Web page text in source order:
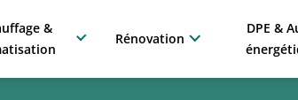
&
Rénovation
DPE &